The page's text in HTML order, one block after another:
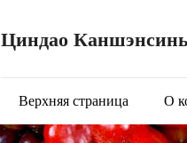
Циндао
Верхняя страница О